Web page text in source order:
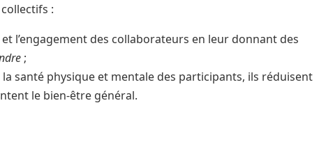
:
l’engagement des collaborateurs en leur donnant des
;
santé physique et mentale des participants, ils réduisent
le bien-être général.